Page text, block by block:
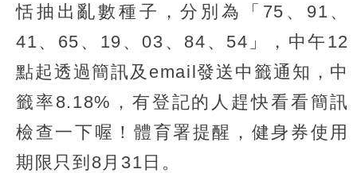
恬抽出亂數種子，分別為「75、91、
41、65、19、03、84、54」，中午12
點起透過簡訊及email發送中籤通知，中
籤率8.18%，有登記的人趕快看看簡訊
檢查一下喔！體育署提醒，健身券使用
期限只到8月31日。